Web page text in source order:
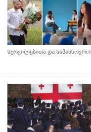
სურვილებითა და სამახსოვრო